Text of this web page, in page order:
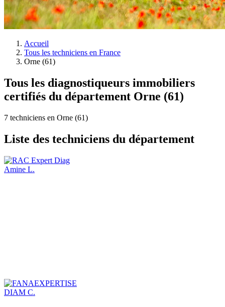
Accueil
Tous les techniciens en France
Orne (61)
Tous les diagnostiqueurs immobiliers
certifiés du département Orne (61)
7 techniciens en Orne (61)
Liste des techniciens du département
Amine L.
DIAM C.